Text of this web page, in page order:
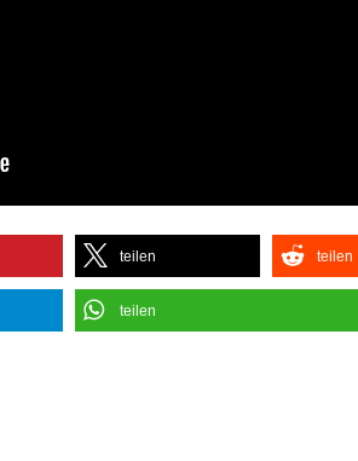
teilen teilen
teilen